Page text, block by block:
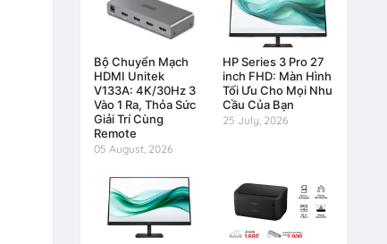
Bộ Chuyển Mạch
HDMI Unitek
V133A: 4K/30Hz 3
Vào 1 Ra, Thỏa Sức
Giải Trí Cùng
Remote
05 August, 2026
HP Series 3 Pro 27
inch FHD: Màn Hình
Tối Ưu Cho Mọi Nhu
Cầu Của Bạn
25 July, 2026